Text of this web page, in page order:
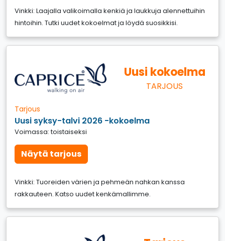
Vinkki: Laajalla valikoimalla kenkiä ja laukkuja alennettuihin
hintoihin. Tutki uudet kokoelmat ja löydä suosikkisi.
Uusi kokoelma
TARJOUS
Tarjous
Uusi syksy-talvi 2026 -kokoelma
Voimassa: toistaiseksi
Näytä tarjous
Vinkki: Tuoreiden värien ja pehmeän nahkan kanssa
rakkauteen. Katso uudet kenkämallimme.